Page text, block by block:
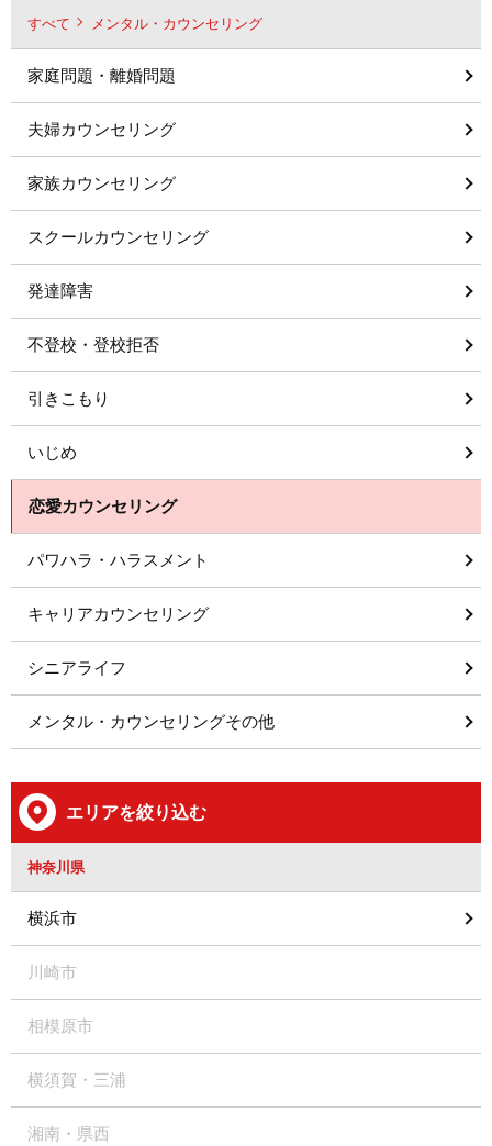
すべて メンタル・カウンセリング
家庭問題・離婚問題
夫婦カウンセリング
家族カウンセリング
スクールカウンセリング
発達障害
不登校・登校拒否
引きこもり
いじめ
恋愛カウンセリング
パワハラ・ハラスメント
キャリアカウンセリング
シニアライフ
メンタル・カウンセリングその他
エリアを絞り込む
神奈川県
横浜市
川崎市
相模原市
横須賀・三浦
湘南・県西